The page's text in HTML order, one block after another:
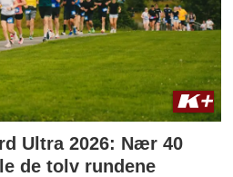
Ultra 2026: Nær 40
de tolv rundene